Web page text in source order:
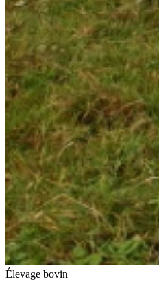
Élevage bovin